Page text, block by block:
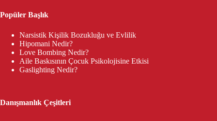
Popüler Başlık
Narsistik Kişilik Bozukluğu ve Evlilik
Hipomani Nedir?
Love Bombing Nedir?
Aile Baskısının Çocuk Psikolojisine Etkisi
Gaslighting Nedir?
Danışmanlık Çeşitleri